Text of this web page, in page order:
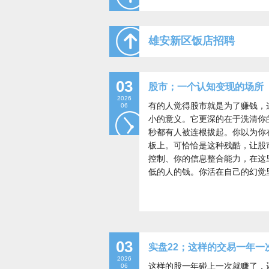
雄安新区饭店招聘
03
2026
06
股市；一个认知变现的场所
有的人觉得股市就是为了赚钱
小的意义。它更深的在于洗清
秒都有人被连根拔起。你以为
板上。可恰恰是这种残酷，让
控制、你的信息整合能力，在
低的人的钱。你活在自己的幻
03
2026
06
实盘22；这样的交易一年一
这样的股一年碰上一次就赚了